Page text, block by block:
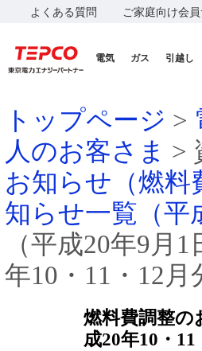
よくある質問 ご家庭向け会員
電気 ガス 引越し
トップページ >
人のお客さま >
お知らせ（燃料
知らせ一覧（平
（平成20年9月
年10・11・12月
燃料費調整の
成20年10・11